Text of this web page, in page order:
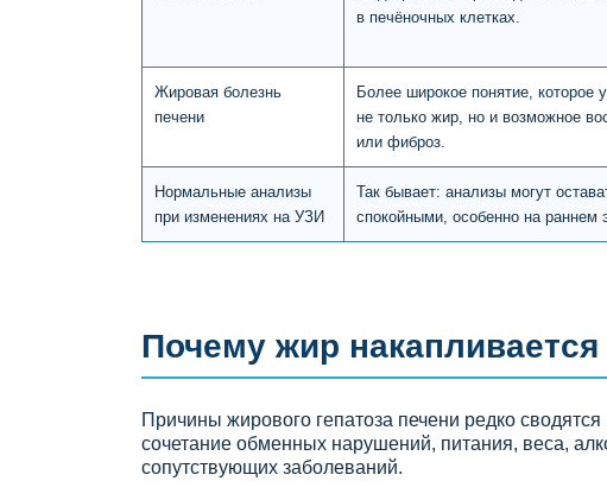
в печёночных клетках.
Жировая болезнь
печени
Более широкое понятие, которое
не только жир, но и возможное
или фиброз.
Нормальные анализы
при изменениях на УЗИ
Так бывает: анализы могут
спокойными, особенно на раннем
Почему жир накапливается
Причины жирового гепатоза печени редко
сочетание обменных нарушений, питания, веса,
сопутствующих заболеваний.